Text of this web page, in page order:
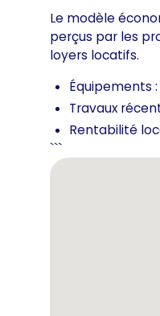
Le modèle
perçus par les
loyers locatifs.
Équipements
Travaux
Rentabilité
```